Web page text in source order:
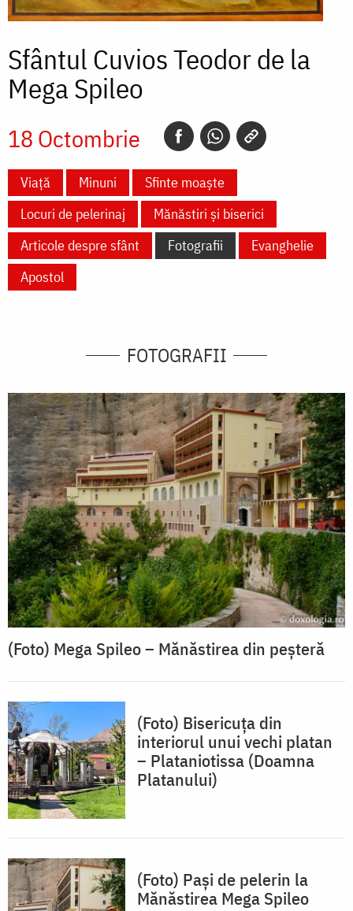
Sfântul Cuvios Teodor de la
Mega Spileo
18 Octombrie
Viață Minuni
Sfinte moaște
Locuri de pelerinaj
Mănăstiri și biserici
Articole despre sfânt
Fotografii
Evanghelie
Apostol
FOTOGRAFII
(Foto) Mega Spileo – Mănăstirea din peșteră
(Foto) Bisericuța din
interiorul unui vechi platan
– Plataniotissa (Doamna
Platanului)
(Foto) Pași de pelerin la
Mănăstirea Mega Spileo